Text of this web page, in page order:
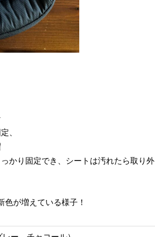
、
かり固定でき、シートは汚れたら取り外
が増えている様子！